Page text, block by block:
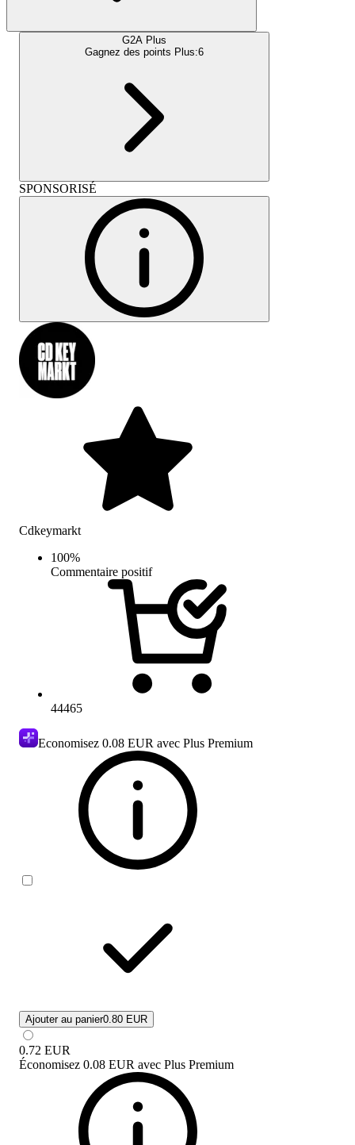
G2A Plus
Gagnez des points Plus:6
SPONSORISÉ
Cdkeymarkt
100%
Commentaire positif
44465
Economisez 0.08 EUR avec Plus Premium
Ajouter au panier0.80 EUR
0.72 EUR
Économisez 0.08 EUR avec Plus Premium